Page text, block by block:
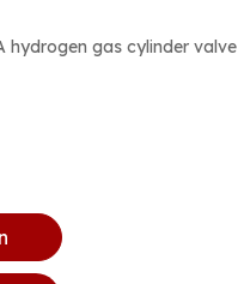
hydrogen gas cylinder valve